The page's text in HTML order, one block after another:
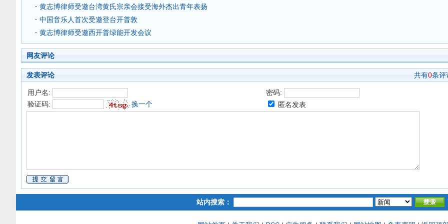
黄志博律师受邀台湾黄氏宗亲会接受海外杰出青年表扬
中国音乐人首次受邀登台开普敦
黄志博律师受邀西开普绿能开发会议
网友评论
发表评论 共有0条评
用户名:
密码:
验证码:
换一个 匿名发表
站内搜索：